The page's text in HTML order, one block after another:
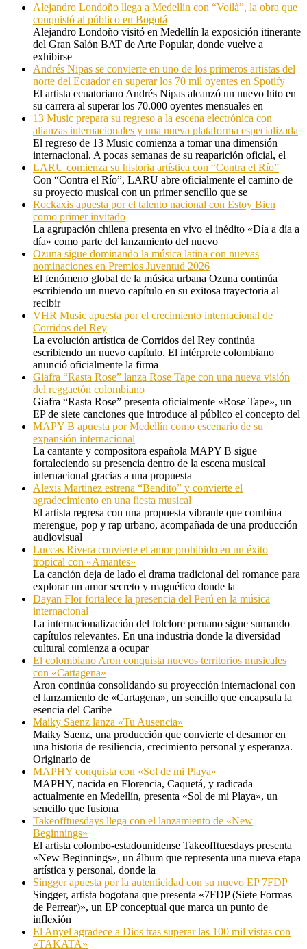
Alejandro Londoño llega a Medellín con “Voilà”, la obra que
conquistó al público en Bogotá
Alejandro Londoño visitó en Medellín la exposición itinerante
del Gran Salón BAT de Arte Popular, donde vuelve a
exhibirse
Andrés Nipas se convierte en uno de los primeros artistas del
norte del Ecuador en superar los 70 mil oyentes en Spotify
El artista ecuatoriano Andrés Nipas alcanzó un nuevo hito en
su carrera al superar los 70.000 oyentes mensuales en
13 Music prepara su regreso a la escena electrónica con
alianzas internacionales y una nueva plataforma especializada
El regreso de 13 Music comienza a tomar una dimensión
internacional. A pocas semanas de su reaparición oficial, el
LARU comienza su historia artística con “Contra el Río”
Con “Contra el Río”, LARU abre oficialmente el camino de
su proyecto musical con un primer sencillo que se
Rockaxis apuesta por el talento nacional con Estoy Bien
como primer invitado
La agrupación chilena presenta en vivo el inédito «Día a día a
día» como parte del lanzamiento del nuevo
Ozuna sigue dominando la música latina con nuevas
nominaciones en Premios Juventud 2026
El fenómeno global de la música urbana Ozuna continúa
escribiendo un nuevo capítulo en su exitosa trayectoria al
recibir
VHR Music apuesta por el crecimiento internacional de
Corridos del Rey
La evolución artística de Corridos del Rey continúa
escribiendo un nuevo capítulo. El intérprete colombiano
anunció oficialmente la firma
Giafra “Rasta Rose” lanza Rose Tape con una nueva visión
del reggaetón colombiano
Giafra “Rasta Rose” presenta oficialmente «Rose Tape», un
EP de siete canciones que introduce al público el concepto del
MAPY B apuesta por Medellín como escenario de su
expansión internacional
La cantante y compositora española MAPY B sigue
fortaleciendo su presencia dentro de la escena musical
internacional gracias a una propuesta
Alexis Martinez estrena “Bendito” y convierte el
agradecimiento en una fiesta musical
El artista regresa con una propuesta vibrante que combina
merengue, pop y rap urbano, acompañada de una producción
audiovisual
Luccas Rivera convierte el amor prohibido en un éxito
tropical con «Amantes»
La canción deja de lado el drama tradicional del romance para
explorar un amor secreto y magnético donde la
Dayan Flor fortalece la presencia del Perú en la música
internacional
La internacionalización del folclore peruano sigue sumando
capítulos relevantes. En una industria donde la diversidad
cultural comienza a ocupar
El colombiano Aron conquista nuevos territorios musicales
con «Cartagena»
Aron continúa consolidando su proyección internacional con
el lanzamiento de «Cartagena», un sencillo que encapsula la
esencia del Caribe
Maiky Saenz lanza «Tu Ausencia»
Maiky Saenz, una producción que convierte el desamor en
una historia de resiliencia, crecimiento personal y esperanza.
Originario de
MAPHY conquista con «Sol de mi Playa»
MAPHY, nacida en Florencia, Caquetá, y radicada
actualmente en Medellín, presenta «Sol de mi Playa», un
sencillo que fusiona
Takeofftuesdays llega con el lanzamiento de «New
Beginnings»
El artista colombo-estadounidense Takeofftuesdays presenta
«New Beginnings», un álbum que representa una nueva etapa
artística y personal, donde la
Singger apuesta por la autenticidad con su nuevo EP 7FDP
Singger, artista bogotana que presenta «7FDP (Siete Formas
de Perrear)», un EP conceptual que marca un punto de
inflexión
El Anyel agradece a Dios tras superar las 100 mil vistas con
«TAKATA»